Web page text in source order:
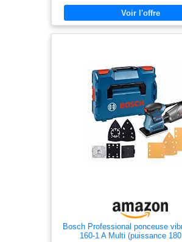
étrier permettant de changer de papier
facilement Livré avec : PSS 250 AE,
P80, P120, P180, boîtier
Bosch Professional ponceuse
160-1 A Multi (puissance